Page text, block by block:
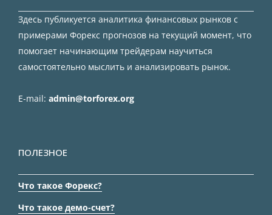
Здесь публикуется аналитика финансовых рынков с
примерами Форекс прогнозов на текущий момент, что
помогает начинающим трейдерам научиться
самостоятельно мыслить и анализировать рынок.
E-mail: admin@torforex.org
ПОЛЕЗНОЕ
Что такое Форекс?
Что такое демо-счет?